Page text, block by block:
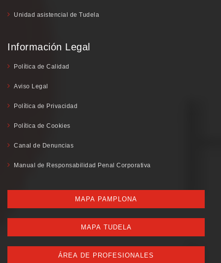
Unidad asistencial de Tudela
Información Legal
Política de Calidad
Aviso Legal
Política de Privacidad
Política de Cookies
Canal de Denuncias
Manual de Responsabilidad Penal Corporativa
MAPA PAMPLONA
MAPA TUDELA
ÁREA DE PROFESIONALES